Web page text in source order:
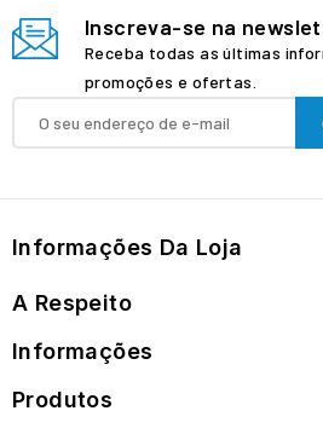
Inscreva-se na
Receba todas as últimas
promoções e ofertas.
Informações Da Loja
A Respeito
Informações
Produtos